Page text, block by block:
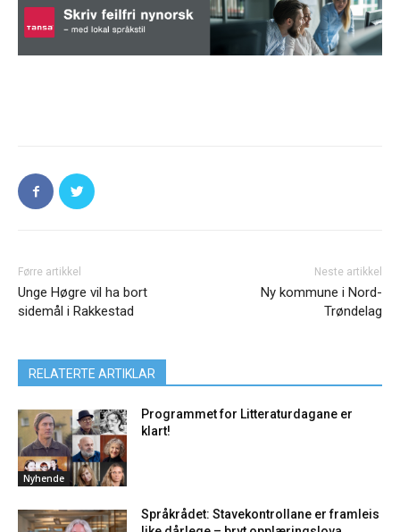
Førre artikkel
Unge Høgre vil ha bort
sidemål i Rakkestad
Neste artikkel
Ny kommune i Nord-
Trøndelag
RELATERTE ARTIKLAR
Nyhende
Programmet for Litteraturdagane er
klart!
Språkrådet: Stavekontrollane er framleis